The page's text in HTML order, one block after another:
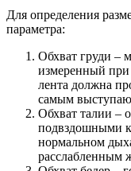
Для определения
параметра:
Обхват груди –
измеренный
лента должна
самым
Обхват талии –
подвздошными
нормальном
расслабленным